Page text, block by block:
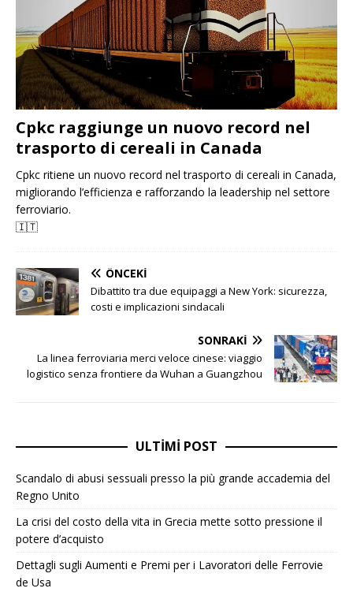
Cpkc raggiunge un nuovo record nel
trasporto di cereali in Canada
Cpkc ritiene un nuovo record nel trasporto di cereali in Canada,
migliorando l’efficienza e rafforzando la leadership nel settore
ferroviario.
🇮🇹
ÖNCEKI
Dibattito tra due equipaggi a New York: sicurezza,
costi e implicazioni sindacali
SONRAKI
La linea ferroviaria merci veloce cinese: viaggio
logistico senza frontiere da Wuhan a Guangzhou
ULTIMI POST
Scandalo di abusi sessuali presso la più grande accademia del
Regno Unito
La crisi del costo della vita in Grecia mette sotto pressione il
potere d’acquisto
Dettagli sugli Aumenti e Premi per i Lavoratori delle Ferrovie
de Usa